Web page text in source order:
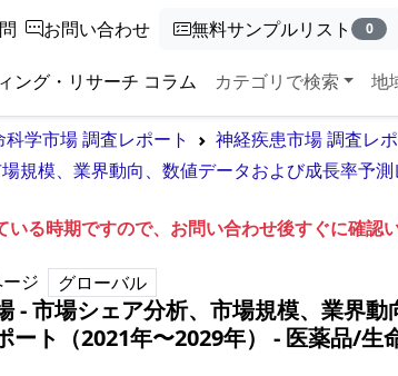
お問い合わせ 無料サンプルリスト 0
ング・リサーチ コラム カテゴリで検索 地
学市場 調査レポート
神経疾患市場 調査レ
規模、業界動向、数値データおよび成長率予測
る時期ですので、お問い合わせ後すぐに確認い
ジ グローバル
- 市場シェア分析、市場規模、業界動
ト（2021年〜2029年）
‐ 医薬品/生